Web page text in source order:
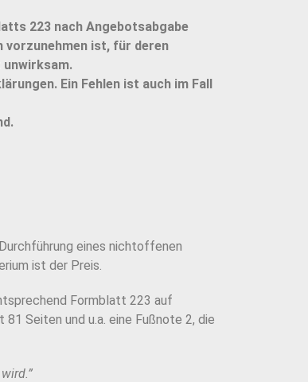
223 nach Angebotsabgabe
vorzunehmen ist, für deren
Ein Fehlen ist auch im Fall
eines nichtoffenen
ist der Preis.
Formblatt 223 auf
Seiten und u.a. eine Fußnote 2, die